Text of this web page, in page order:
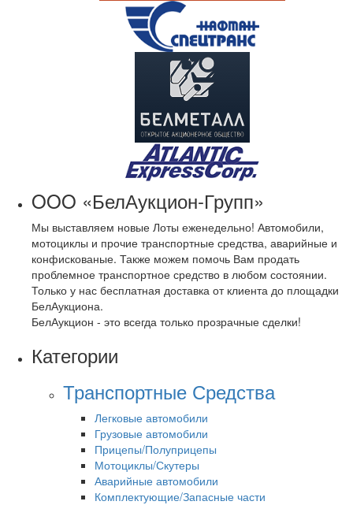
OOO «БелАукцион-Групп»
Мы выставляем новые Лоты еженедельно! Автомобили,
мотоциклы и прочие транспортные средства, аварийные и
конфискованые. Также можем помочь Вам продать
проблемное транспортное средство в любом состоянии.
Только у нас бесплатная доставка от клиента до площадки
БелАукциона.
БелАукцион - это всегда только прозрачные сделки!
Категории
Транспортные Средства
Легковые автомобили
Грузовые автомобили
Прицепы/Полуприцепы
Мотоциклы/Скутеры
Аварийные автомобили
Комплектующие/Запасные части